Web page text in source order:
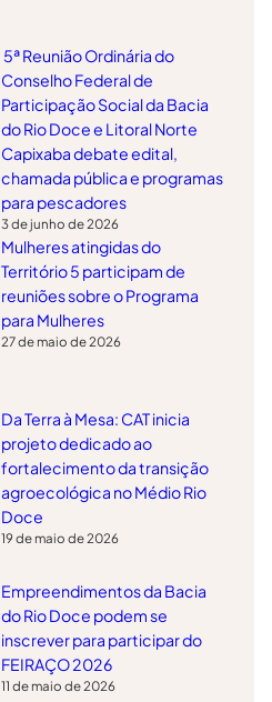
5ª Reunião Ordinária do
Conselho Federal de
Participação Social da Bacia
do Rio Doce e Litoral Norte
Capixaba debate edital,
chamada pública e programas
para pescadores
3 de junho de 2026
Mulheres atingidas do
Território 5 participam de
reuniões sobre o Programa
para Mulheres
27 de maio de 2026
Da Terra à Mesa: CAT inicia
projeto dedicado ao
fortalecimento da transição
agroecológica no Médio Rio
Doce
19 de maio de 2026
Empreendimentos da Bacia
do Rio Doce podem se
inscrever para participar do
FEIRAÇO 2026
11 de maio de 2026